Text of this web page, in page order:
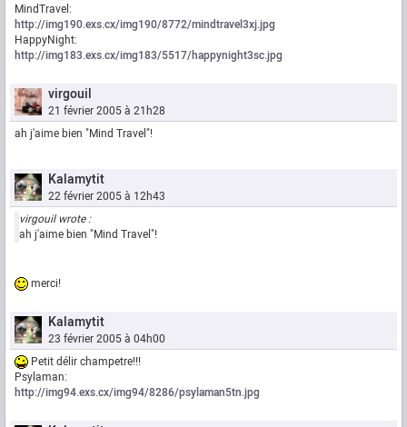
MindTravel:
http://img190.exs.cx/img190/8772/mindtravel3xj.jpg
HappyNight:
http://img183.exs.cx/img183/5517/happynight3sc.jpg
virgouil
21 février 2005 à 21h28
ah j'aime bien "Mind Travel"!
Kalamytit
22 février 2005 à 12h43
virgouil wrote :
ah j'aime bien "Mind Travel"!
merci!
Kalamytit
23 février 2005 à 04h00
Petit délir champetre!!!
Psylaman:
http://img94.exs.cx/img94/8286/psylaman5tn.jpg